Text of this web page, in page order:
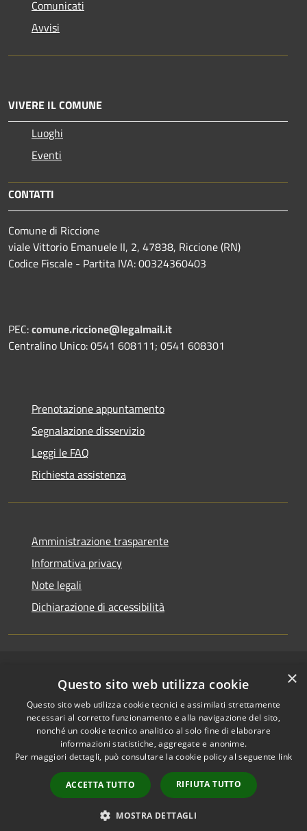
Comunicati
Avvisi
VIVERE IL COMUNE
Luoghi
Eventi
CONTATTI
Comune di Riccione
viale Vittorio Emanuele II, 2, 47838, Riccione (RN)
Codice Fiscale - Partita IVA: 00324360403
PEC:comune.riccione@legalmail.it
Centralino Unico: 0541 608111; 0541 608301
Prenotazione appuntamento
Segnalazione disservizio
Leggi le FAQ
Richiesta assistenza
Amministrazione trasparente
Informativa privacy
Note legali
Dichiarazione di accessibilità
Accessibilità
Privacy
Cookie
Mappa del sito
Area riservata
amministratori comunali
Portale Dipendente
Comunicazioni Dirigenti
Copyright © 2026 • Comune di
Riccione • Powered by
Municipium•Accesso
redazione
×
Questo sito web utilizza cookie
Questo sito web utilizza cookie tecnici e assimilati strettamente
necessari al corretto funzionamento e alla navigazione del sito,
nonché un cookie tecnico analitico al solo fine di elaborare
informazioni statistiche, aggregate e anonime.
Per maggiori dettagli, può consultare la cookie policy al seguente link
ACCETTA TUTTO RIFIUTA TUTTO
MOSTRA DETTAGLI